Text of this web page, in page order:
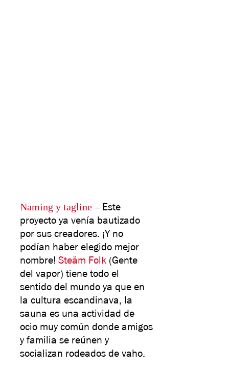
Naming y tagline– Este
proyecto ya venía bautizado
por sus creadores. ¡Y no
podían haber elegido mejor
nombre! Steäm Folk (Gente
del vapor) tiene todo el
sentido del mundo ya que en
la cultura escandinava, la
sauna es una actividad de
ocio muy común donde amigos
y familia se reúnen y
socializan rodeados de vaho.